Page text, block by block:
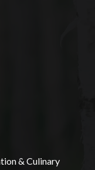
& Culinary